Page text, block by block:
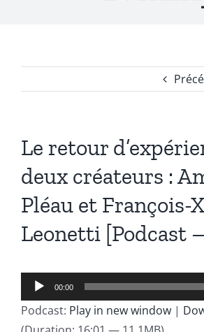
Le retour
deux créateurs :
Pléau et François-
Leonetti [Podcast
Lecteur
audio
00:00
Podcast: Play in new window |